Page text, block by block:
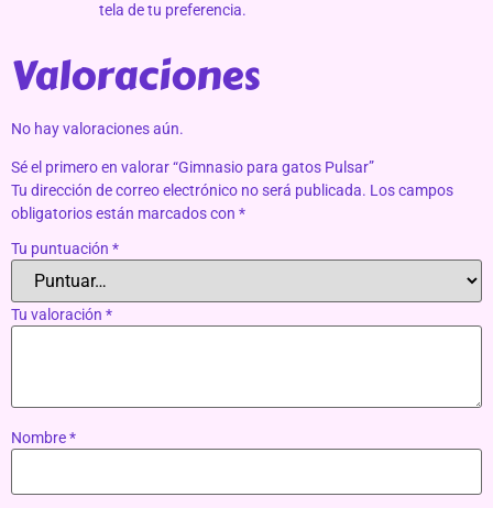
tela de tu preferencia.
Valoraciones
No hay valoraciones aún.
Sé el primero en valorar “Gimnasio para gatos Pulsar”
Tu dirección de correo electrónico no será publicada. Los campos
obligatorios están marcados con *
Tu puntuación *
Tu valoración *
Nombre*